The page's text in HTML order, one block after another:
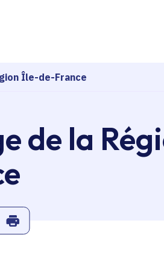
Île-de-France
de la
Linkedin
dans le presse-papier
Imprimer